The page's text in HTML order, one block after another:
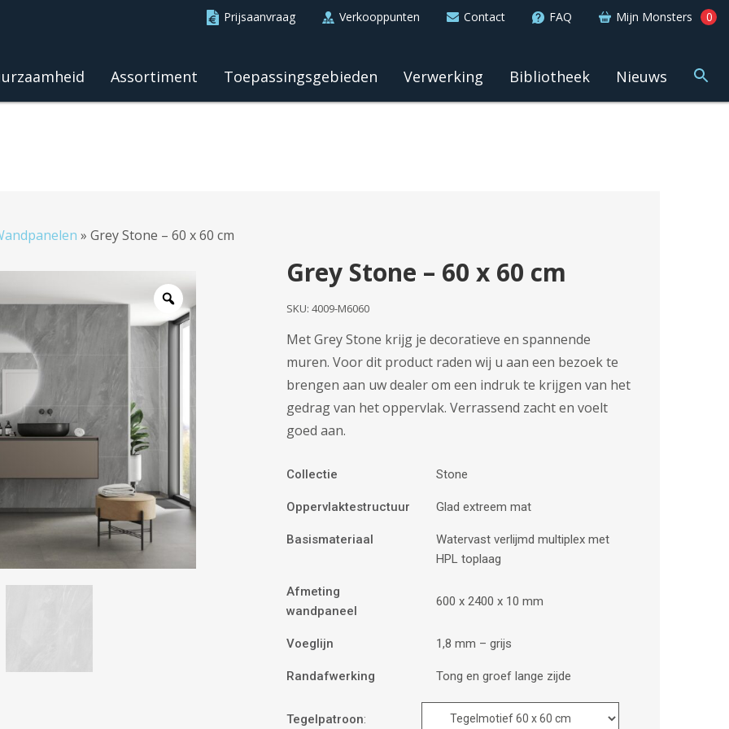
Prijsaanvraag Verkooppunten Contact FAQ Mijn Monsters 0
Assortiment Toepassingsgebieden Verwerking Bibliotheek Nieuws
» Grey Stone – 60 x 60 cm
Grey Stone – 60 x 60 cm
SKU:4009-M6060
Met Grey Stone krijg je decoratieve en spannende
muren. Voor dit product raden wij u aan een bezoek te
brengen aan uw dealer om een ​​indruk te krijgen van het
gedrag van het oppervlak. Verrassend zacht en voelt
goed aan.
Collectie Stone
Oppervlaktestructuur Glad extreem mat
Basismateriaal
Watervast verlijmd multiplex met
HPL toplaag
Afmeting
wandpaneel
600 x 2400 x 10 mm
Voeglijn 1,8 mm – grijs
Randafwerking Tong en groef lange zijde
Tegelpatroon: